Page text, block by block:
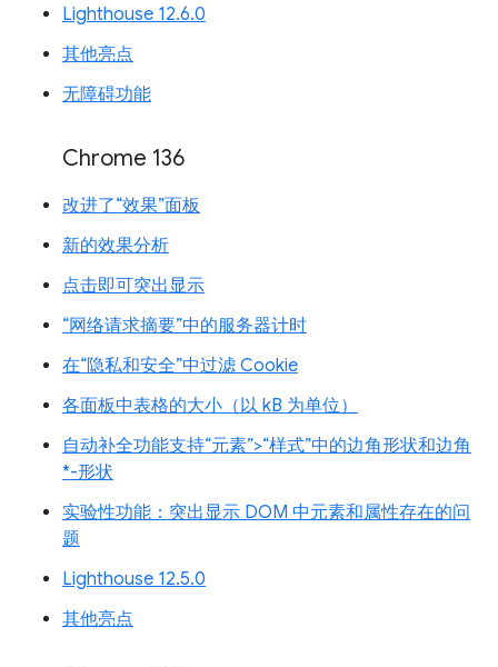
Lighthouse 12.6.0
其他亮点
无障碍功能
Chrome 136
改进了“效果”面板
新的效果分析
点击即可突出显示
“网络请求摘要”中的服务器计时
在“隐私和安全”中过滤 Cookie
各面板中表格的大小（以 kB 为单位）
自动补全功能支持“元素”>“样式”中的边角形状和边角
*-形状
实验性功能：突出显示 DOM 中元素和属性存在的问
题
Lighthouse 12.5.0
其他亮点